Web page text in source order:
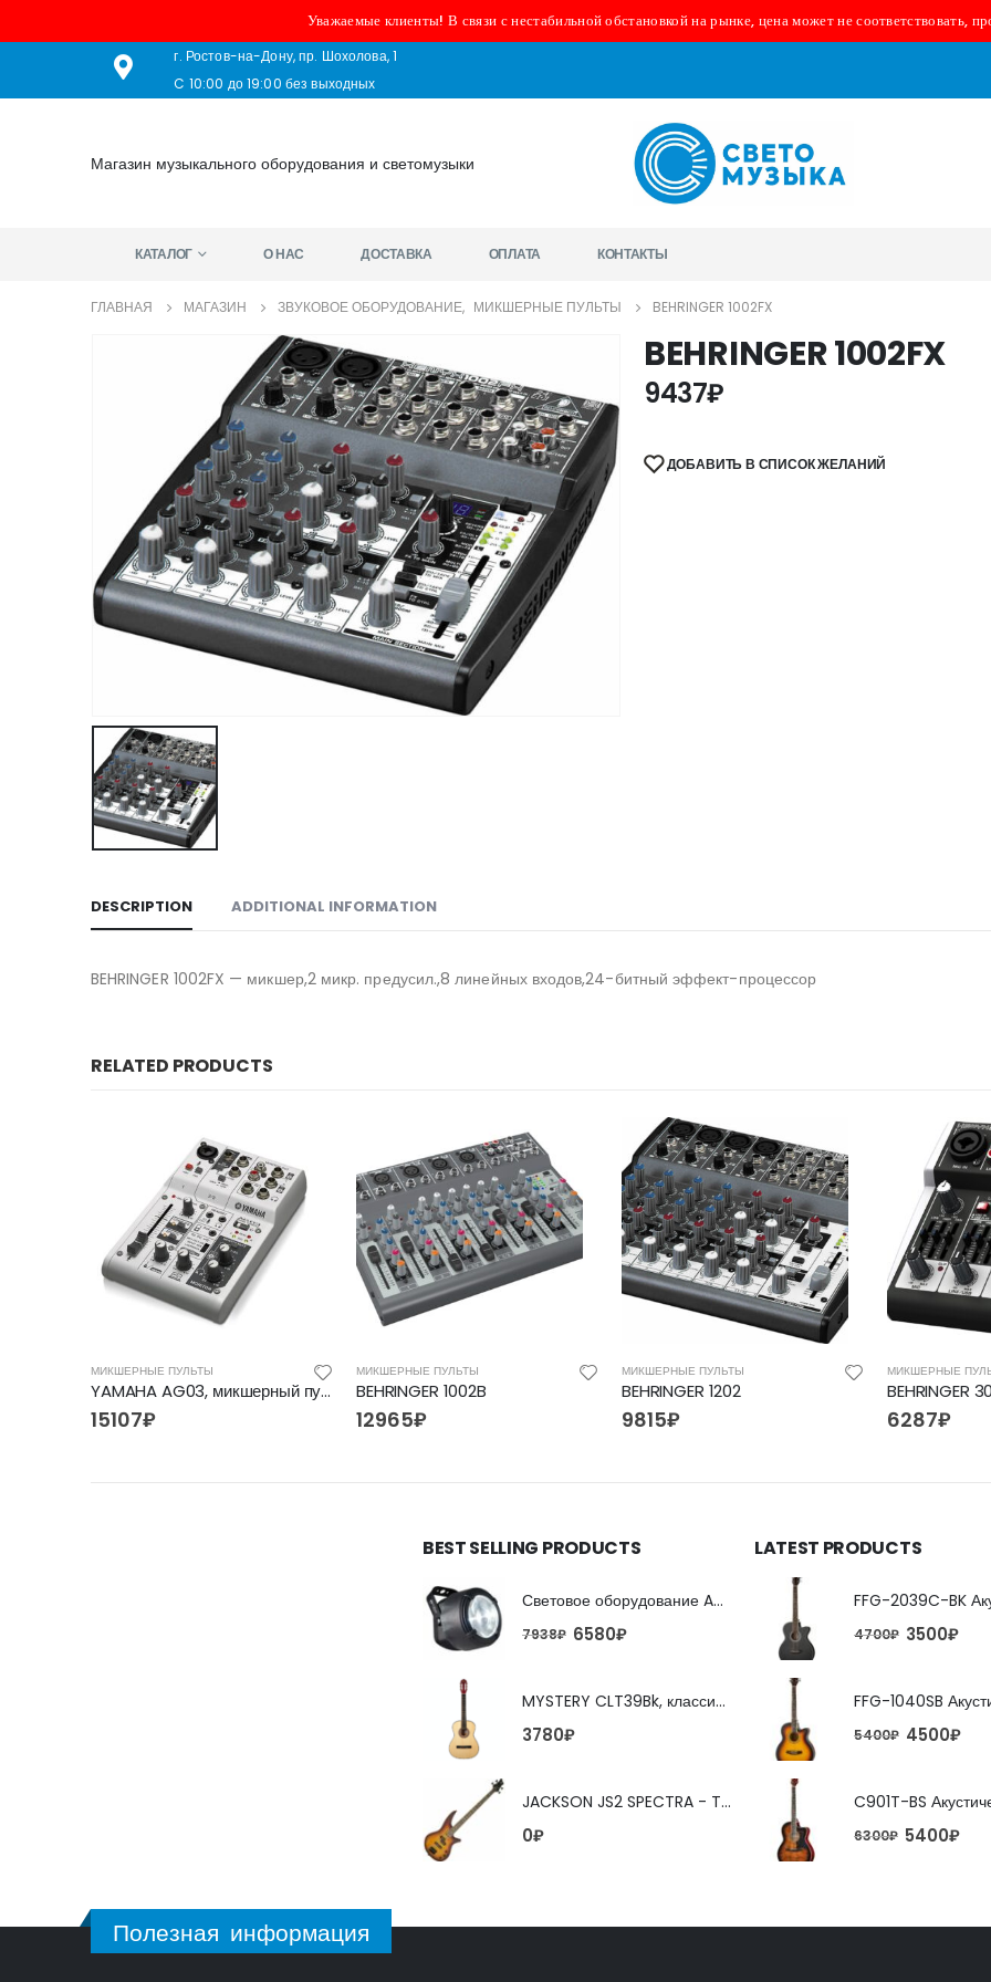
Уважаемые клиенты! В связи с нестабильной обстановкой на рынке, цена может не соответствовать,
г. Ростов-на-Дону, пр. Шохолова, 1
C 10:00 до 19:00 без выходных
Магазин музыкального оборудования и светомузыки
КАТАЛОГ О НАС ДОСТАВКА ОПЛАТА КОНТАКТЫ
ГЛАВНАЯ МАГАЗИН ЗВУКОВОЕ ОБОРУДОВАНИЕ, МИКШЕРНЫЕ ПУЛЬТЫ BEHRINGER 1002FX
BEHRINGER 1002FX
9437₽
ДОБАВИТЬ В СПИСОК ЖЕЛАНИЙ
DESCRIPTION ADDITIONAL INFORMATION
BEHRINGER 1002FX — микшер,2 микр. предусил.,8 линейных входов,24-битный эффект-процессор
RELATED PRODUCTS
МИКШЕРНЫЕ ПУЛЬТЫ
YAMAHA AG03, микшерный пульт
15107₽
МИКШЕРНЫЕ ПУЛЬТЫ
BEHRINGER 1002B
12965₽
МИКШЕРНЫЕ ПУЛЬТЫ
BEHRINGER 1202
9815₽
МИКШЕРНЫЕ
BEHRINGER
6287₽
BEST SELLING PRODUCTS
Световое оборудование ADJ FX Beam
7938₽ 6580₽
MYSTERY CLT39Bk, классическая гитара
3780₽
JACKSON JS2 SPECTRA - TOBACCO BURST 4-струнная бас-гитара
0₽
LATEST PRODUCTS
4700₽ 3500₽
5400₽ 4500₽
6300₽ 5400₽
Полезная информация